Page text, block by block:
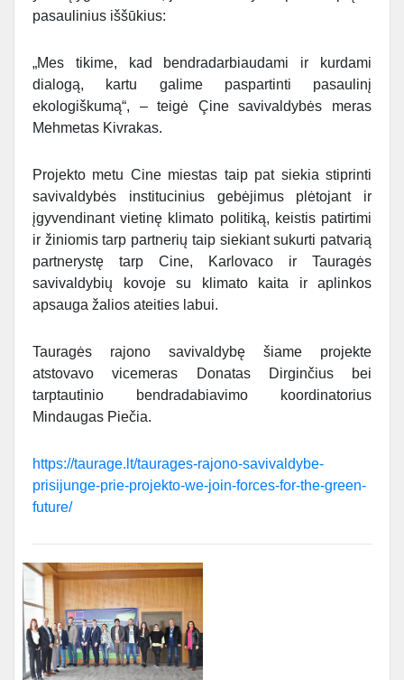
pasaulinius iššūkius:
„Mes tikime, kad bendradarbiaudami ir kurdami
dialogą, kartu galime paspartinti pasaulinį
ekologiškumą“, – teigė Çine savivaldybės meras
Mehmetas Kivrakas.
Projekto metu Cine miestas taip pat siekia stiprinti
savivaldybės institucinius gebėjimus plėtojant ir
įgyvendinant vietinę klimato politiką, keistis patirtimi
ir žiniomis tarp partnerių taip siekiant sukurti patvarią
partnerystę tarp Cine, Karlovaco ir Tauragės
savivaldybių kovoje su klimato kaita ir aplinkos
apsauga žalios ateities labui.
Tauragės rajono savivaldybę šiame projekte
atstovavo vicemeras Donatas Dirginčius bei
tarptautinio bendradabiavimo koordinatorius
Mindaugas Piečia.
https://taurage.lt/taurages-rajono-savivaldybe-
prisijunge-prie-projekto-we-join-forces-for-the-green-
future/